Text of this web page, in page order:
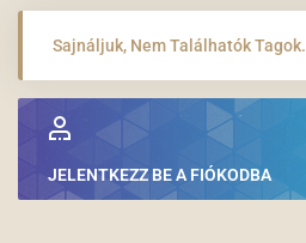
Sajnáljuk, Nem Találhatók Tagok.
JELENTKEZZ BE A FIÓKODBA